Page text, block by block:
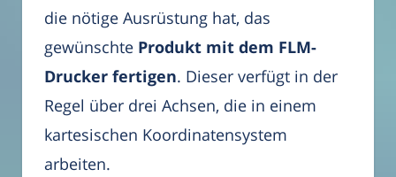
die nötige Ausrüstung hat, das
gewünschte Produkt mit dem FLM-
Drucker fertigen. Dieser verfügt in der
Regel über drei Achsen, die in einem
kartesischen Koordinatensystem
arbeiten.